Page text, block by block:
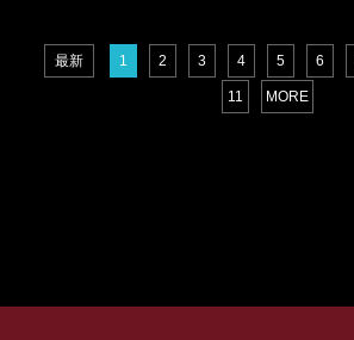
最新 1 2 3 4 5 6
11 MORE